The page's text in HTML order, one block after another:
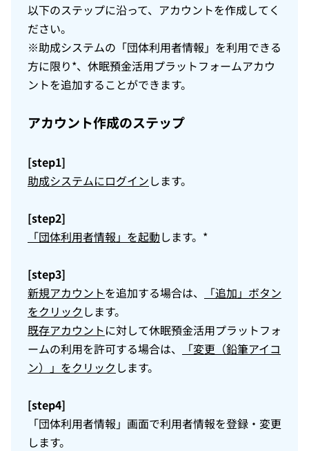
以下のステップに沿って、アカウントを作成してく
ださい。
※助成システムの「団体利用者情報」を利用できる
方に限り*、休眠預金活用プラットフォームアカウ
ントを追加することができます。
アカウント作成のステップ
[step1]
助成システムにログインします。
[step2]
「団体利用者情報」を起動します。*
[step3]
新規アカウントを追加する場合は、
「追加」ボタン
をクリック します。
既存アカウントに対して休眠預金活用プラットフォ
ームの利用を許可する場合は、
「変更（鉛筆アイコ
ン）」をクリック します。
[step4]
「団体利用者情報」画面で利用者情報を登録・変更
します。